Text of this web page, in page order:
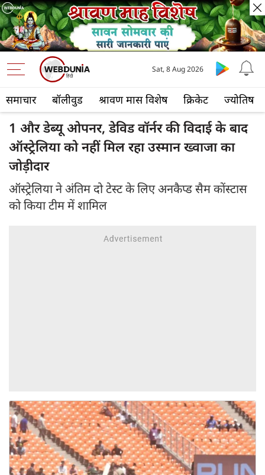
समाचार बॉलीवुड श्रावण मास विशेष क्रिकेट ज्योतिष
Sat, 8 Aug 2026
1 और डेब्यू ओपनर, डेविड वॉर्नर की विदाई के बाद
ऑस्ट्रेलिया को नहीं मिल रहा उस्मान ख्वाजा का
जोड़ीदार
ऑस्ट्रेलिया ने अंतिम दो टेस्ट के लिए अनकैप्ड सैम कोंस्टास
को किया टीम में शामिल